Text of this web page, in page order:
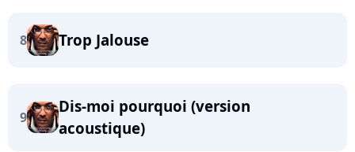
8 Trop Jalouse
9
Dis-moi pourquoi (version
acoustique)